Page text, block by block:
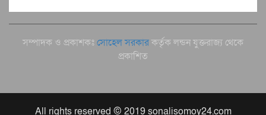
সম্পাদক ও প্রকাশকঃ সোহেল সরকারকর্তৃক লন্ডন যুক্তরাজ্য থেকে
প্রকাশিত
All rights reserved © 2019 sonalisomoy24.com